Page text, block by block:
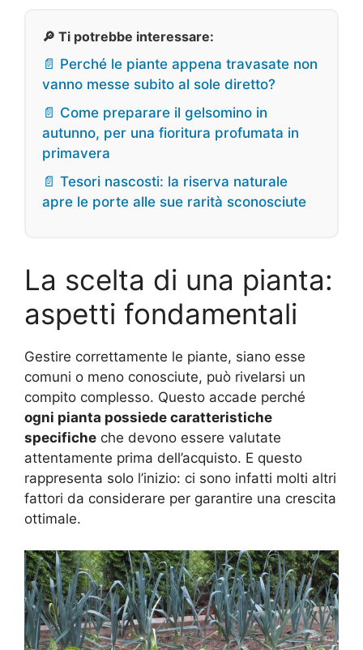
🔎 Ti potrebbe interessare:
📄 Perché le piante appena travasate non
vanno messe subito al sole diretto?
📄 Come preparare il gelsomino in
autunno, per una fioritura profumata in
primavera
📄 Tesori nascosti: la riserva naturale
apre le porte alle sue rarità sconosciute
La scelta di una pianta:
aspetti fondamentali
Gestire correttamente le piante, siano esse
comuni o meno conosciute, può rivelarsi un
compito complesso. Questo accade perché
ogni pianta possiede caratteristiche
specifiche che devono essere valutate
attentamente prima dell’acquisto. E questo
rappresenta solo l’inizio: ci sono infatti molti altri
fattori da considerare per garantire una crescita
ottimale.